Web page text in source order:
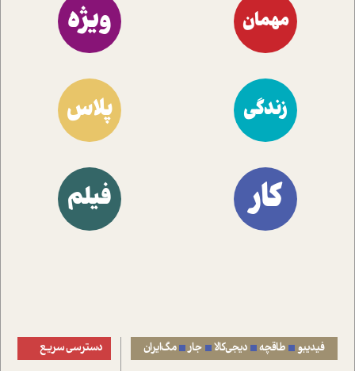
مهمان ویژه
زندگی پلاس
کار فیلم
فیدیبو طاقچه دیجی‌کالا جار مگ‌ایران دسترسی سریع